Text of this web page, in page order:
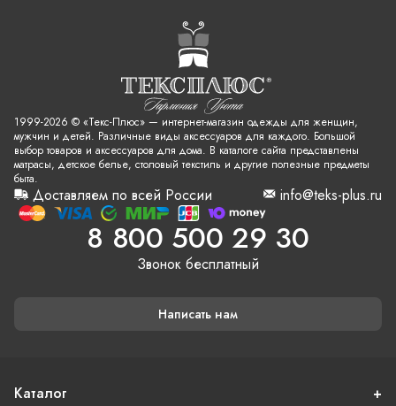
1999-2026 © «Текс-Плюс» — интернет-магазин одежды для женщин,
мужчин и детей. Различные виды аксессуаров для каждого. Большой
выбор товаров и аксессуаров для дома. В каталоге сайта представлены
матрасы, детское белье, столовый текстиль и другие полезные предметы
быта.
Доставляем по всей России info@teks-plus.ru
8 800 500 29 30
Звонок бесплатный
Написать нам
Каталог